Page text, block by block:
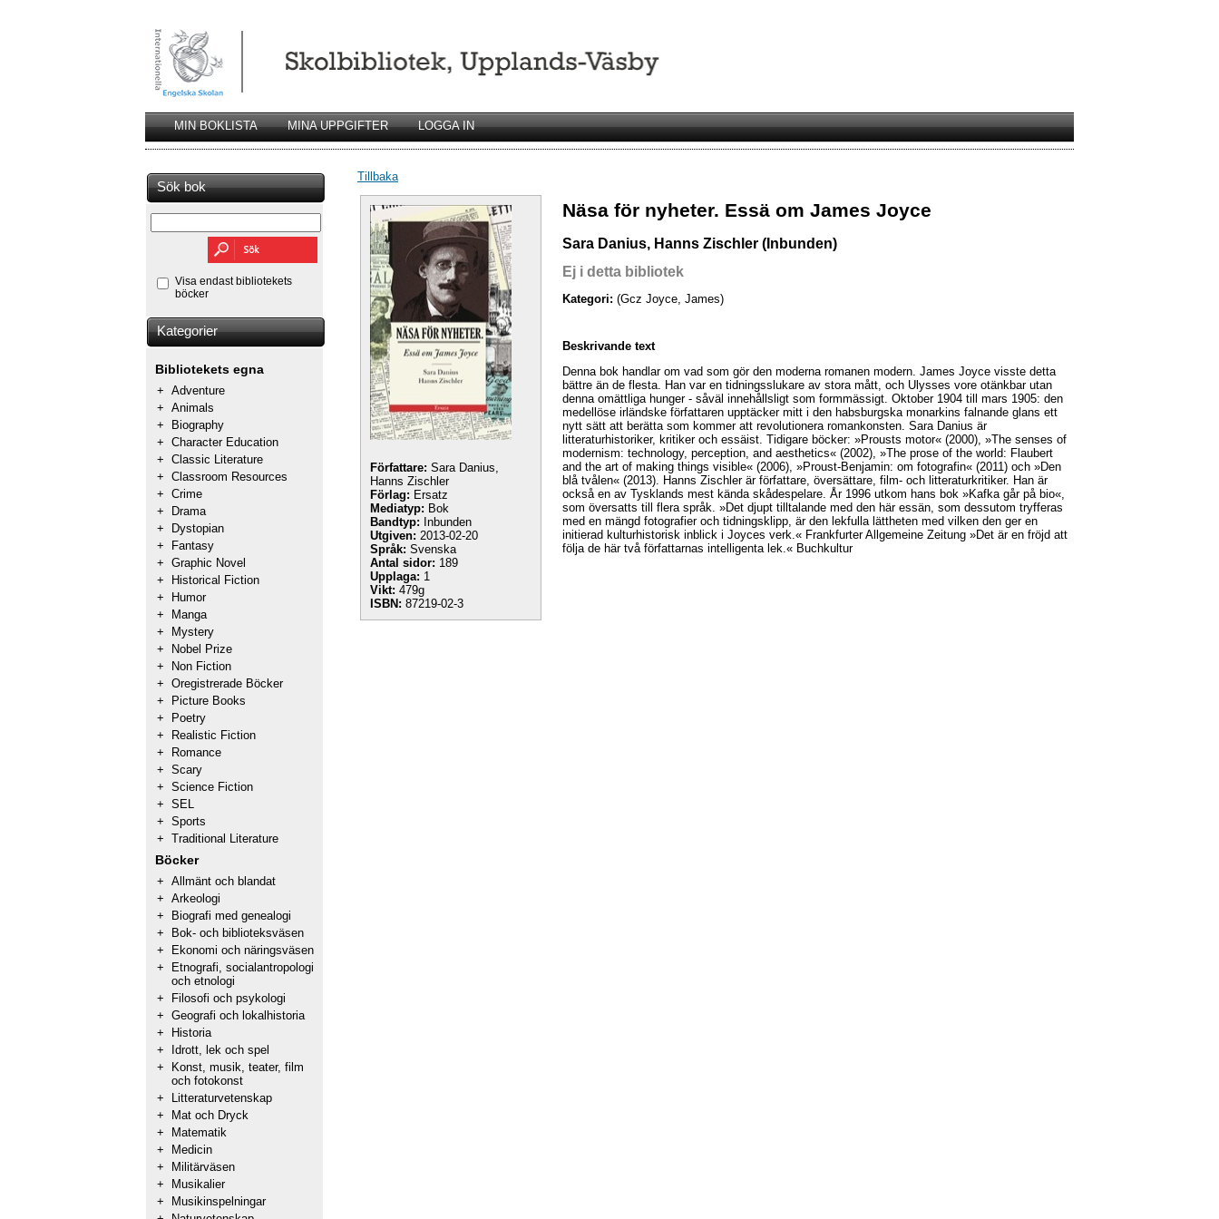
MIN BOKLISTA MINA UPPGIFTER LOGGA IN
Sök bok
Visa endast bibliotekets
böcker
Kategorier
Bibliotekets egna
+ Adventure
+ Animals
+
Biography
+ Character Education
+ Classic Literature
+ Classroom Resources
+ Crime
+
Drama
+
Dystopian
+
Fantasy
+ Graphic Novel
+
Historical Fiction
+
Humor
+
Manga
+
Mystery
+
Nobel Prize
+
Non Fiction
+ Oregistrerade Böcker
+
Picture Books
+
Poetry
+
Realistic Fiction
+
Romance
+ Scary
+ Science Fiction
+ SEL
+ Sports
+ Traditional Literature
Böcker
+ Allmänt och blandat
+ Arkeologi
+
Biografi med genealogi
+
Bok- och biblioteksväsen
+
Ekonomi och näringsväsen
+
Etnografi, socialantropologi
och etnologi
+
Filosofi och psykologi
+ Geografi och lokalhistoria
+
Historia
+
Idrott, lek och spel
+
Konst, musik, teater, film
och fotokonst
+
Litteraturvetenskap
+
Mat och Dryck
+
Matematik
+
Medicin
+
Militärväsen
+
Musikalier
+
Musikinspelningar
Tillbaka
Författare: Sara Danius,
Hanns Zischler
Förlag: Ersatz
Mediatyp: Bok
Bandtyp: Inbunden
Utgiven: 2013-02-20
Språk: Svenska
Antal sidor: 189
Upplaga: 1
Vikt: 479g
ISBN: 87219-02-3
Näsa för nyheter. Essä om James Joyce
Sara Danius, Hanns Zischler (Inbunden)
Ej i detta bibliotek
Kategori: (Gcz Joyce, James)
Beskrivande text
Denna bok handlar om vad som gör den moderna romanen modern. James Joyce visste detta
bättre än de flesta. Han var en tidningsslukare av stora mått, och Ulysses vore otänkbar utan
denna omättliga hunger - såväl innehållsligt som formmässigt. Oktober 1904 till mars 1905: den
medellöse irländske författaren upptäcker mitt i den habsburgska monarkins falnande glans ett
nytt sätt att berätta som kommer att revolutionera romankonsten. Sara Danius är
litteraturhistoriker, kritiker och essäist. Tidigare böcker: »Prousts motor« (2000), »The senses of
modernism: technology, perception, and aesthetics« (2002), »The prose of the world: Flaubert
and the art of making things visible« (2006), »Proust-Benjamin: om fotografin« (2011) och »Den
blå tvålen« (2013). Hanns Zischler är författare, översättare, film- och litteraturkritiker. Han är
också en av Tysklands mest kända skådespelare. År 1996 utkom hans bok »Kafka går på bio«,
som översatts till flera språk. »Det djupt tilltalande med den här essän, som dessutom tryfferas
med en mängd fotografier och tidningsklipp, är den lekfulla lättheten med vilken den ger en
initierad kulturhistorisk inblick i Joyces verk.« Frankfurter Allgemeine Zeitung »Det är en fröjd att
följa de här två författarnas intelligenta lek.« Buchkultur